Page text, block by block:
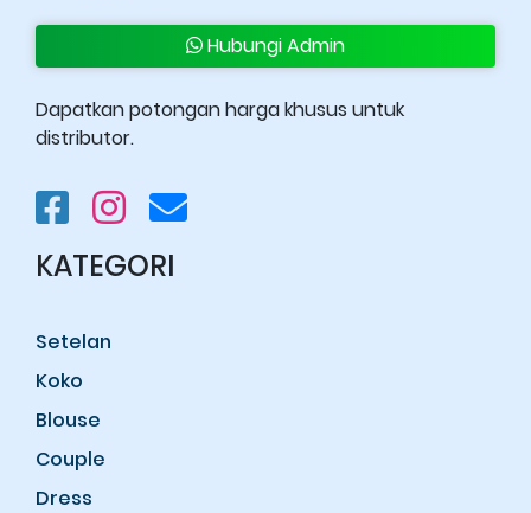
Hubungi Admin
Dapatkan potongan harga khusus untuk
distributor.
KATEGORI
Setelan
Koko
Blouse
Couple
Dress